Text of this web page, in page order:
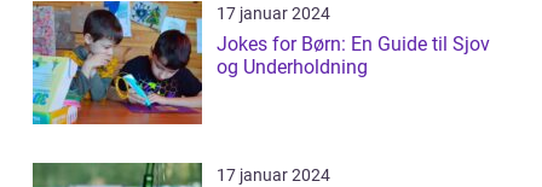
17 januar 2024
Jokes for Børn: En Guide til Sjov
og Underholdning
17 januar 2024